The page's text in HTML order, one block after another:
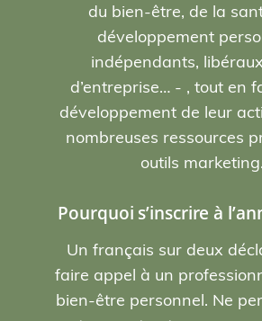
du bien-être, de la
développement
indépendants,
d’entreprise… - , tout en
développement de leur
nombreuses ressources
outils marketing.
Pourquoi s’inscrire à
Un français sur deux
faire appel à un
bien-être personnel. Ne